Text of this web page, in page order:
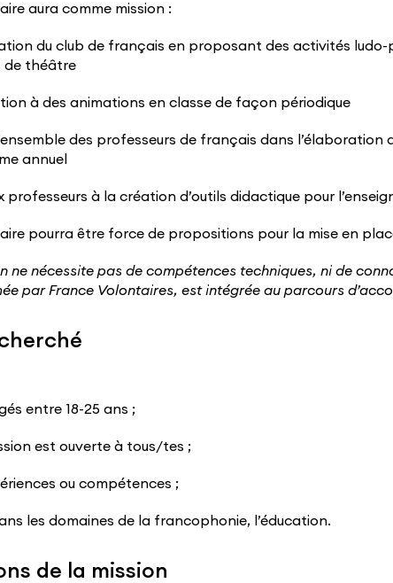
aura comme mission :
du club de français en proposant des activités
de théâtre
à des animations en classe de façon périodique
des professeurs de français dans
annuel
professeurs à la création d’outils didactique pour
pourra être force de propositions pour la mise en
ne nécessite pas de compétences techniques, ni de
par France Volontaires, est intégrée au parcours
entre 18-25 ans ;
est ouverte à tous/tes ;
ou compétences ;
les domaines de la francophonie, l’éducation.
de la mission